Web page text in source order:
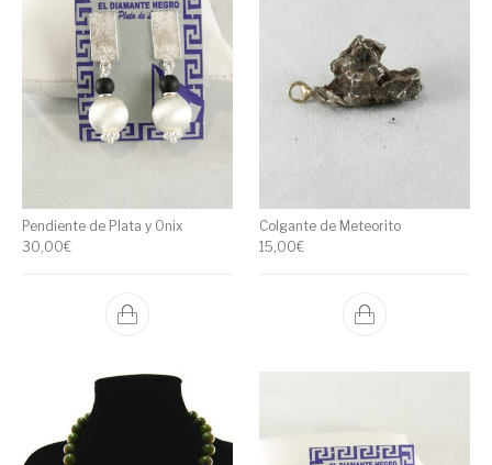
Pendiente de Plata y Onix
30,00€
Colgante de Meteorito
15,00€